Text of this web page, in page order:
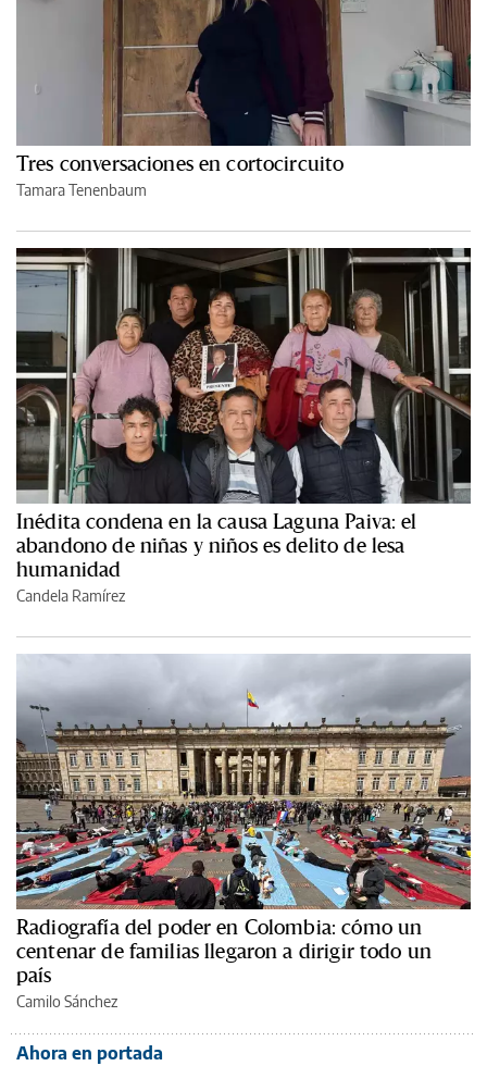
Tres conversaciones en cortocircuito
Tamara Tenenbaum
Inédita condena en la causa Laguna Paiva: el
abandono de niñas y niños es delito de lesa
humanidad
Candela Ramírez
Radiografía del poder en Colombia: cómo un
centenar de familias llegaron a dirigir todo un
país
Camilo Sánchez
Ahora en portada